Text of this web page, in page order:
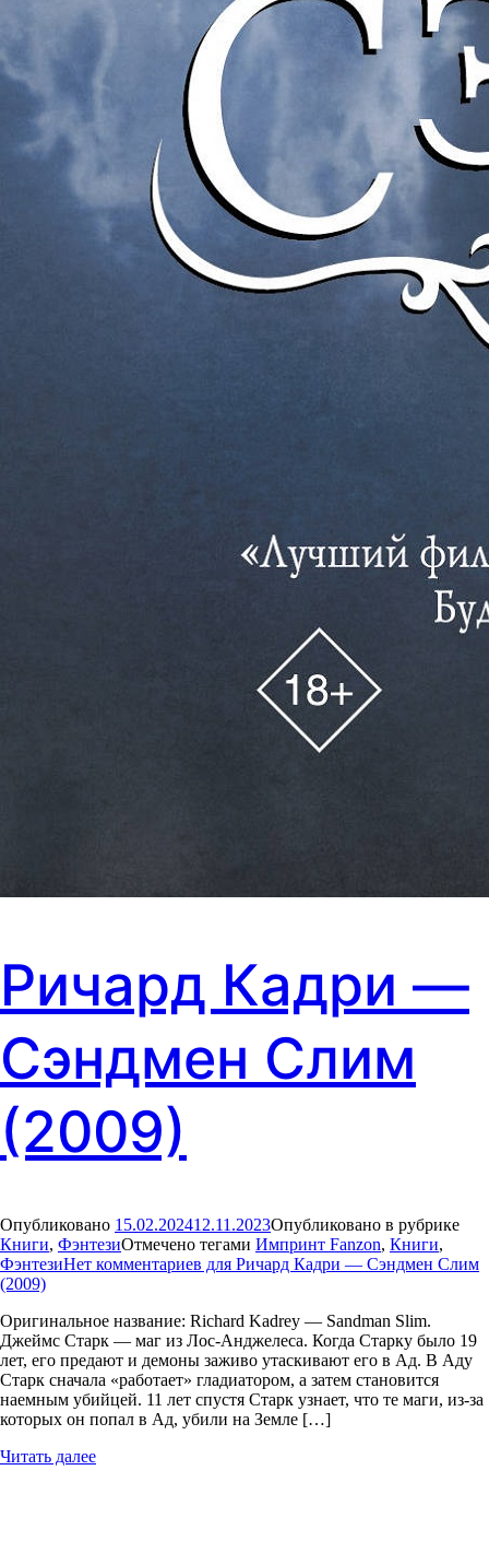
Ричард Кадри —
Сэндмен Слим
(2009)
Опубликовано 15.02.202412.11.2023Опубликовано в рубрике
Книги, ФэнтезиОтмечено тегами Импринт Fanzon, Книги,
ФэнтезиНет комментариев для Ричард Кадри — Сэндмен Слим
(2009)
Оригинальное название: Richard Kadrey — Sandman Slim.
Джеймс Старк — маг из Лос-Анджелеса. Когда Старку было 19
лет, его предают и демоны заживо утаскивают его в Ад. В Аду
Старк сначала «работает» гладиатором, а затем становится
наемным убийцей. 11 лет спустя Старк узнает, что те маги, из-за
которых он попал в Ад, убили на Земле […]
Читать далее